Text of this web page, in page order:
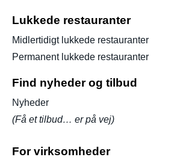
Lukkede restauranter
Midlertidigt lukkede restauranter
Permanent lukkede restauranter
Find nyheder og tilbud
Nyheder
(Få et tilbud… er på vej)
For virksomheder